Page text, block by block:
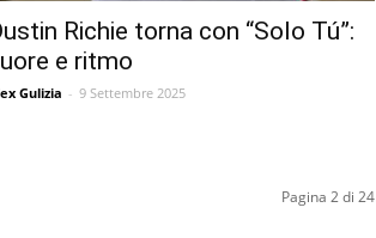
Richie torna con “Solo Tú”:
e ritmo
Gulizia - 9 Settembre 2025
Pagina 2 di 24